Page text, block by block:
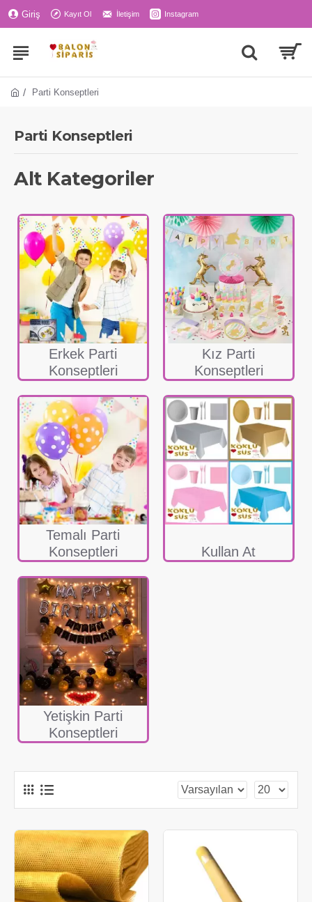
Giriş Kayıt Ol İletişim Instagram
Parti Konseptleri
Parti Konseptleri
Alt Kategoriler
Erkek Parti
Konseptleri
Kız Parti
Konseptleri
Temalı Parti
Konseptleri
Kullan At
Yetişkin Parti
Konseptleri